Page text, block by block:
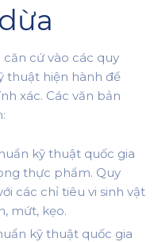
cứ vào các quy
thuật hiện hành để
xác. Các văn bản
kỹ thuật quốc gia
thực phẩm. Quy
các chỉ tiêu vi sinh vật
mứt, kẹo.
kỹ thuật quốc gia